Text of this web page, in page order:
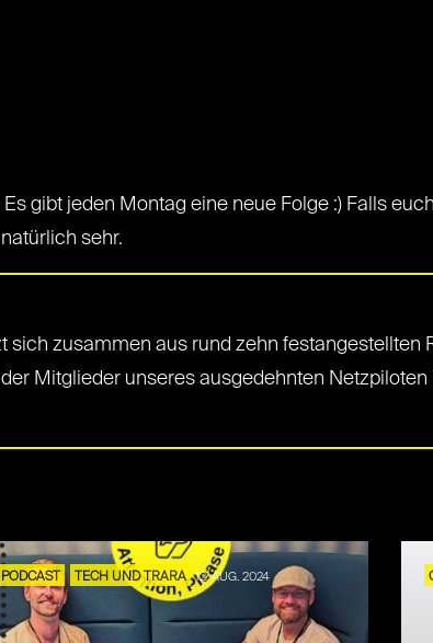
gibt jeden Montag eine neue Folge :) Falls
sehr.
sich zusammen aus rund zehn festangestellten
Mitglieder unseres ausgedehnten
PODCAST TECH UND TRARA 12. AUG. 2024